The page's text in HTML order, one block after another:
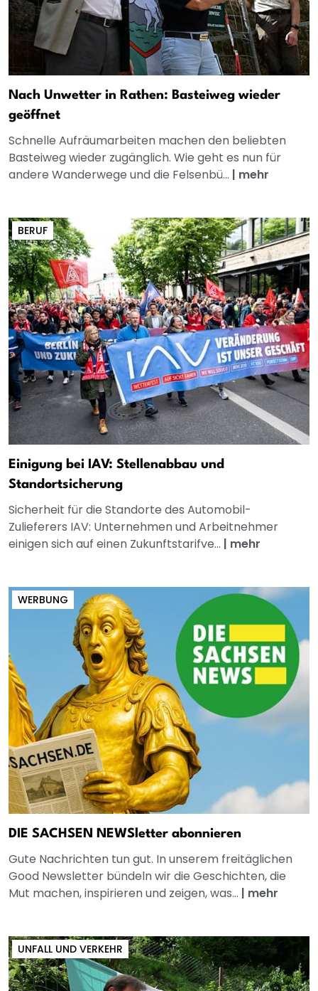
Nach Unwetter in Rathen: Basteiweg wieder
geöffnet
Schnelle Aufräumarbeiten machen den beliebten
Basteiweg wieder zugänglich. Wie geht es nun für
andere Wanderwege und die Felsenbü... | mehr
BERUF
Einigung bei IAV: Stellenabbau und
Standortsicherung
Sicherheit für die Standorte des Automobil-
Zulieferers IAV: Unternehmen und Arbeitnehmer
einigen sich auf einen Zukunftstarifve... | mehr
WERBUNG
DIE SACHSEN NEWSletter abonnieren
Gute Nachrichten tun gut. In unserem freitäglichen
Good Newsletter bündeln wir die Geschichten, die
Mut machen, inspirieren und zeigen, was... | mehr
UNFALL UND VERKEHR